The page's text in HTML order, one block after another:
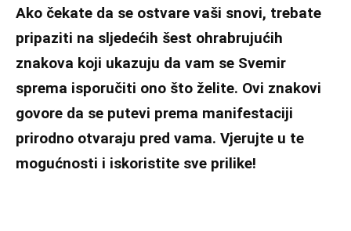
Ako čekate da se ostvare vaši snovi, trebate
pripaziti na sljedećih šest ohrabrujućih
znakova koji ukazuju da vam se Svemir
sprema isporučiti ono što želite. Ovi znakovi
govore da se putevi prema manifestaciji
prirodno otvaraju pred vama. Vjerujte u te
mogućnosti i iskoristite sve prilike!